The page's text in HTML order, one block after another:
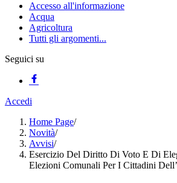
Accesso all'informazione
Acqua
Agricoltura
Tutti gli argomenti...
Seguici su
Accedi
Home Page/
Novità/
Avvisi/
Esercizio Del Diritto Di Voto E Di
Elezioni Comunali Per I Cittadini